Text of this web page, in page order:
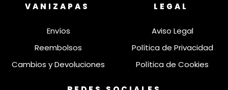
VANIZAPAS
Envíos
Reembolsos
Cambios y Devoluciones
LEGAL
Aviso Legal
Política de Privacidad
Política de Cookies